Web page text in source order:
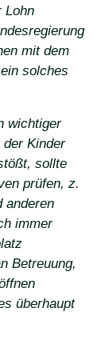
Lohn
mit dem
solches
wichtiger
Kinder
sollte
prüfen, z.
anderen
immer
Betreuung,
überhaupt